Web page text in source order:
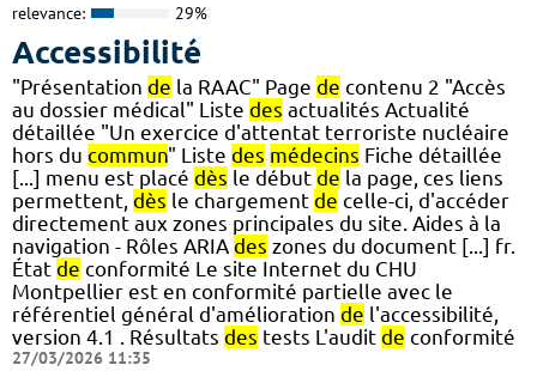
relevance: 29%
Accessibilité
"Présentation de la RAAC" Page de contenu 2 "Accès
au dossier médical" Liste des actualités Actualité
détaillée "Un exercice d'attentat terroriste nucléaire
hors du commun" Liste des médecins Fiche détaillée
[...] menu est placé dès le début de la page, ces liens
permettent, dès le chargement de celle-ci, d'accéder
directement aux zones principales du site. Aides à la
navigation - Rôles ARIA des zones du document [...] fr.
État de conformité Le site Internet du CHU
Montpellier est en conformité partielle avec le
référentiel général d'amélioration de l'accessibilité,
version 4.1 . Résultats des tests L'audit de conformité
27/03/2026 11:35